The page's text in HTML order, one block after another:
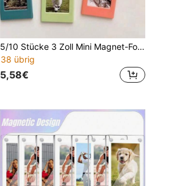
5/10 Stücke 3 Zoll Mini Magnet-Fotorahmen, kreativer DIY Kühlschrankmagnet-Rahmen, lustiger Bilderrahmen für Zuhause, Büro und Kühlschrankdekoration, Kühlschrankmagnet-Fotodisplay, Heimdekoration, Kühlschrankdekoration
38 übrig
5,58€